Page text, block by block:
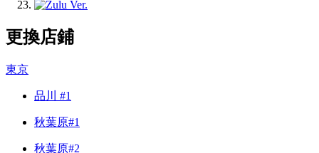
更換店鋪
東京
品川 #1
秋葉原#1
秋葉原#2